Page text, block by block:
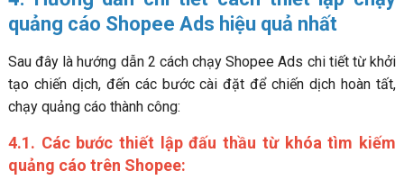
quảng cáo Shopee Ads hiệu quả nhất
Sau đây là hướng dẫn 2 cách chạy Shopee Ads chi tiết từ khởi
tạo chiến dịch, đến các bước cài đặt để chiến dịch hoàn tất,
chạy quảng cáo thành công:
4.1. Các bước thiết lập đấu thầu từ khóa tìm kiếm
quảng cáo trên Shopee: